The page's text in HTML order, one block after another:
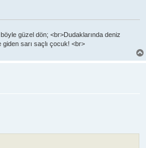
güzel dön; <br>Dudaklarında deniz
sarı saçlı çocuk! <br>